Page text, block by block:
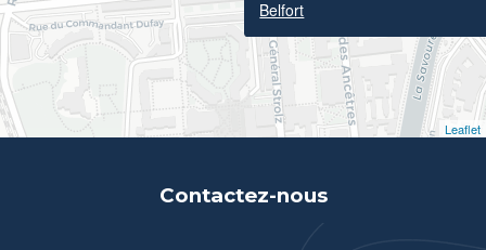
Clinique Vétérinaire de
13 Rue de Mulhouse,
Belfort